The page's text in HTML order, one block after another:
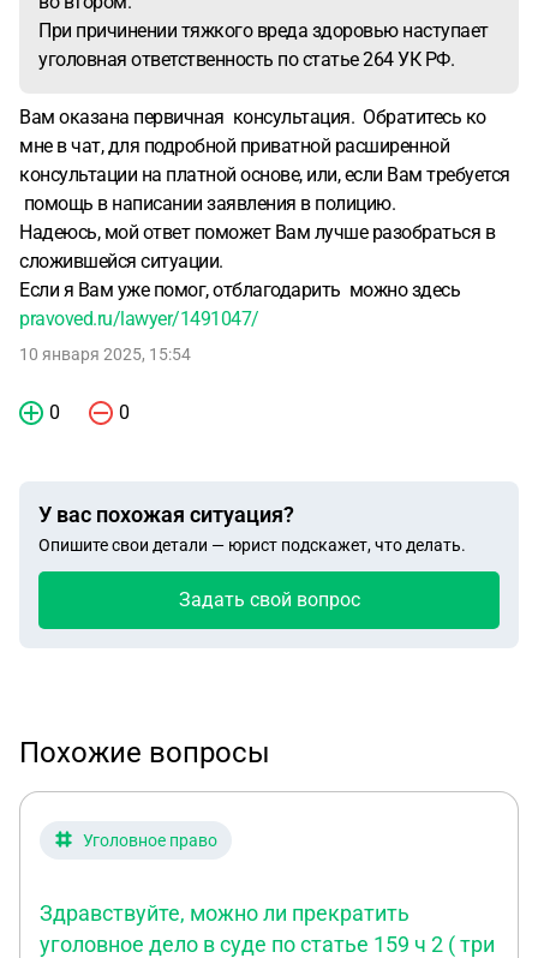
При причинении тяжкого вреда здоровью наступает
уголовная ответственность по статье 264 УК РФ.
Вам оказана первичная консультация. Обратитесь ко
мне в чат, для подробной приватной расширенной
консультации на платной основе, или, если Вам требуется
помощь в написании заявления в полицию.
Надеюсь, мой ответ поможет Вам лучше разобраться в
сложившейся ситуации.
Если я Вам уже помог, отблагодарить можно здесь
pravoved.ru/lawyer/1491047/
10 января 2025, 15:54
0 0
У вас похожая ситуация?
Опишите свои детали — юрист подскажет, что делать.
Задать свой вопрос
Похожие вопросы
Уголовное право
Здравствуйте, можно ли прекратить
уголовное дело в суде по статье 159 ч 2 ( три